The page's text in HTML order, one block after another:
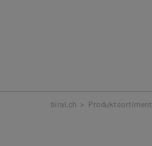
biral.ch > Produktsortiment